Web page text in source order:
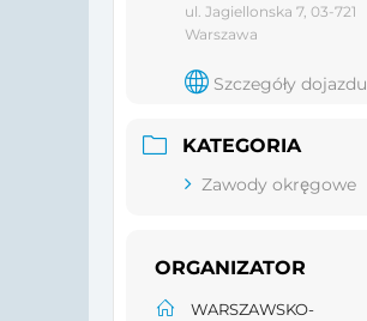
ul. Jagiellonska 7, 03-721
Warszawa
Szczegóły dojazdu
KATEGORIA
Zawody okręgowe
ORGANIZATOR
WARSZAWSKO-